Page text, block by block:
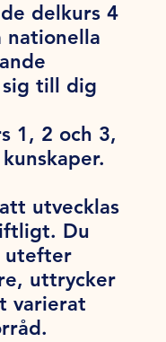
delkurs 4
nationella
sig till dig
1, 2 och 3,
utvecklas
Du
utefter
uttrycker
varierat